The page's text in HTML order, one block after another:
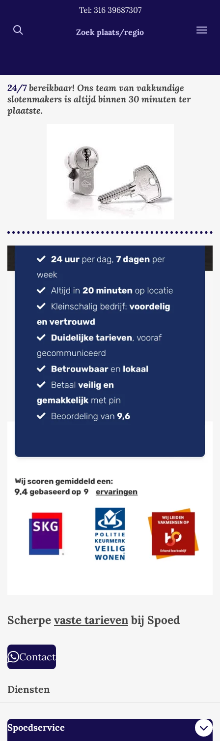
naar
Zoek plaats/regio
Tel: 316 39687307
24/7bereikbaar! Ons team van vakkundige
slotenmakers is altijd binnen 30 minuten ter
plaatste.
Scherpe vaste tarieven bij Spoed
Contact
Diensten
Spoedservice